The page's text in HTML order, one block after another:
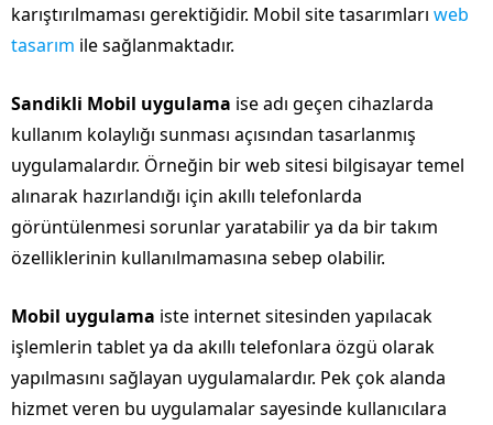
karıştırılmaması gerektiğidir. Mobil site tasarımları web
tasarım ile sağlanmaktadır.
Sandikli Mobil uygulama ise adı geçen cihazlarda
kullanım kolaylığı sunması açısından tasarlanmış
uygulamalardır. Örneğin bir web sitesi bilgisayar temel
alınarak hazırlandığı için akıllı telefonlarda
görüntülenmesi sorunlar yaratabilir ya da bir takım
özelliklerinin kullanılmamasına sebep olabilir.
Mobil uygulama iste internet sitesinden yapılacak
işlemlerin tablet ya da akıllı telefonlara özgü olarak
yapılmasını sağlayan uygulamalardır. Pek çok alanda
hizmet veren bu uygulamalar sayesinde kullanıcılara